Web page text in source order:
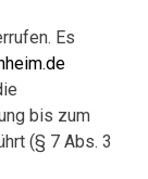
Es
bis zum
(§ 7 Abs. 3